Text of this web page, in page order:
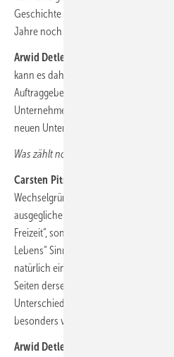
Geschichte und mein möglicher Platz
Jahre noch viele tolle Hauptrollen zu
Arwid Detlefs:
kann es daher nicht alleine darum
Auftraggeber jemanden aus seiner
Unternehmen rausgeeist bekomme.
neuen Unternehmen ist ganz wichtig,
Was zählt noch?
Carsten Pitschke:
Wechselgründe nach wie vor das
ausgeglichene Work-Life-Balance sind.
Freizeit“, sondern eher, dass die
Lebens“ Sinn machen. Auch das ist ja
natürlich eine gute Unternehmens-
Seiten derselben Medaille.
Unterschied machen, darum
besonders viel in dieses Thema.
Arwid Detlefs: